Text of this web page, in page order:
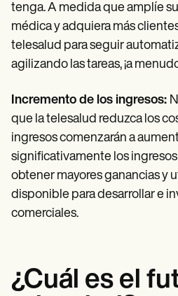
tenga. A medida que amplíe
médica y adquiera más
telesalud para seguir
agilizando las tareas, ¡a
Incremento de los ingresos:
que la telesalud reduzca los
ingresos comenzarán a
significativamente los
obtener mayores ganancias y
disponible para desarrollar e
comerciales.
¿Cuál es el